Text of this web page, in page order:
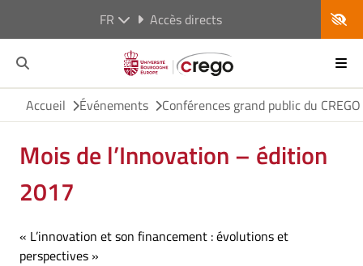
FR Accès directs
Accueil Événements Conférences grand public du CREGO
Mois de l’Innovation – édition
2017
« L’innovation et son financement : évolutions et
perspectives »